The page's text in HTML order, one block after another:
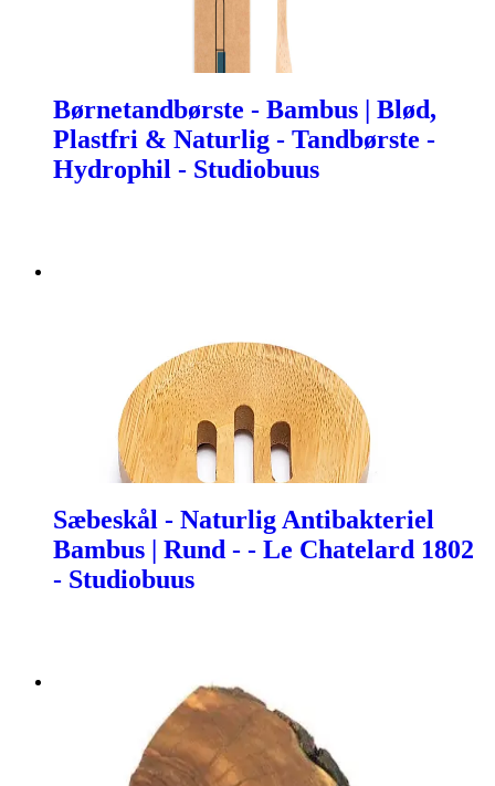
Børnetandbørste - Bambus | Blød,
Plastfri & Naturlig - Tandbørste -
Hydrophil - Studiobuus
Sæbeskål - Naturlig Antibakteriel
Bambus | Rund - - Le Chatelard 1802
- Studiobuus